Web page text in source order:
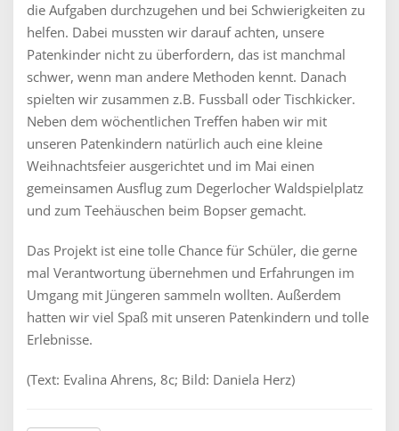
die Aufgaben durchzugehen und bei Schwierigkeiten zu
helfen. Dabei mussten wir darauf achten, unsere
Patenkinder nicht zu überfordern, das ist manchmal
schwer, wenn man andere Methoden kennt. Danach
spielten wir zusammen z.B. Fussball oder Tischkicker.
Neben dem wöchentlichen Treffen haben wir mit
unseren Patenkindern natürlich auch eine kleine
Weihnachtsfeier ausgerichtet und im Mai einen
gemeinsamen Ausflug zum Degerlocher Waldspielplatz
und zum Teehäuschen beim Bopser gemacht.
Das Projekt ist eine tolle Chance für Schüler, die gerne
mal Verantwortung übernehmen und Erfahrungen im
Umgang mit Jüngeren sammeln wollten. Außerdem
hatten wir viel Spaß mit unseren Patenkindern und tolle
Erlebnisse.
(Text: Evalina Ahrens, 8c; Bild: Daniela Herz)